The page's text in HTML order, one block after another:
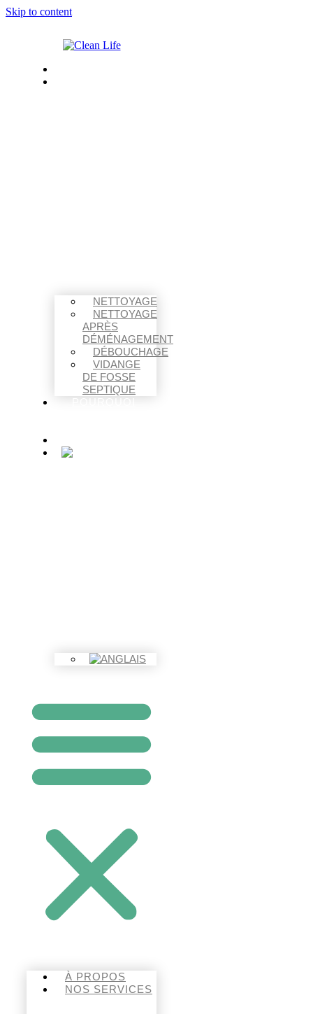
Skip to content
NETTOYAGE
NETTOYAGE
APRÈS
DÉMÉNAGEMENT
DÉBOUCHAGE
VIDANGE
DE FOSSE
SEPTIQUE
À PROPOS
NOS SERVICES